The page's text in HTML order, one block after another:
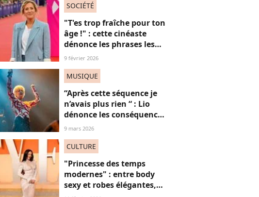
rouges, et ça dérange... les
SOCIÉTÉ
"T'es trop fraîche pour ton
âge !" : cette cinéaste
dénonce les phrases les
plus "red flags" des mecs
9 février 2026
MUSIQUE
“Après cette séquence je
n’avais plus rien “ : Lio
dénonce les conséquences
de son passage chez
9 mars 2026
CULTURE
"Princesse des temps
modernes" : entre body
sexy et robes élégantes,